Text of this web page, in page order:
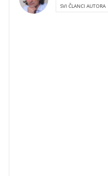
SVI ČLANCI AUTORA